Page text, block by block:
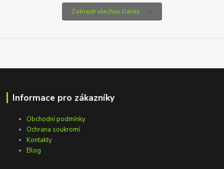
Zobrazit všechny články
Informace pro zákazníky
Obchodní podmínky
Ochrana soukromí
Kontakty
Blog